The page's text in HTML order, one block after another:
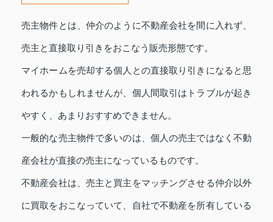
売主物件とは、仲介のように不動産会社を間に入れず、
売主と直接取り引きをおこなう販売形態です。
マイホームを売却する個人との直接取り引きになると思
われるかもしれませんが、個人間取引はトラブルが起き
やすく、あまりおすすめできません。
一般的な売主物件で多いのは、個人の売主ではなく不動
産会社が直接の売主になっているものです。
不動産会社は、売主と買主をマッチングさせる仲介以外
に買取をおこなっていて、自社で不動産を所有している